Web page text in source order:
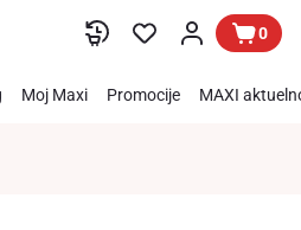
0
Moj Maxi Promocije MAXI